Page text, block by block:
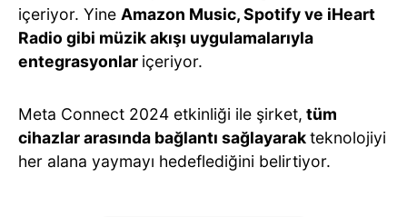
içeriyor. Yine Amazon Music, Spotify ve iHeart
Radio gibi müzik akışı uygulamalarıyla
entegrasyonlar içeriyor.
Meta Connect 2024 etkinliği ile şirket, tüm
cihazlar arasında bağlantı sağlayarakteknolojiyi
her alana yaymayı hedeflediğini belirtiyor.